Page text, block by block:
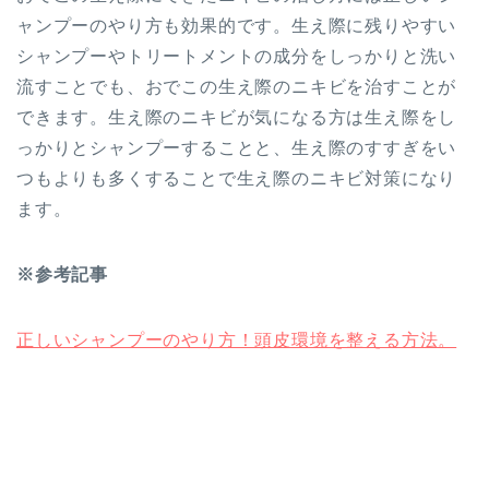
ャンプーのやり方も効果的です。生え際に残りやすい
シャンプーやトリートメントの成分をしっかりと洗い
流すことでも、おでこの生え際のニキビを治すことが
できます。生え際のニキビが気になる方は生え際をし
っかりとシャンプーすることと、生え際のすすぎをい
つもよりも多くすることで生え際のニキビ対策になり
ます。
※参考記事
正しいシャンプーのやり方！頭皮環境を整える方法。